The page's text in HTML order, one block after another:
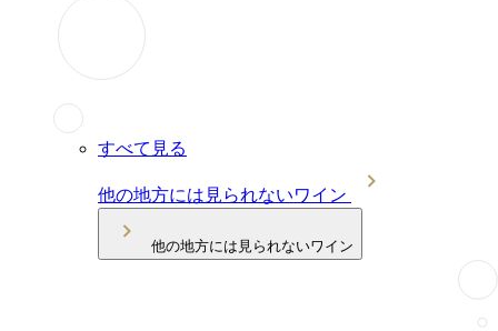
すべて見る
他の地方には見られないワイン
他の地方には見られないワイン